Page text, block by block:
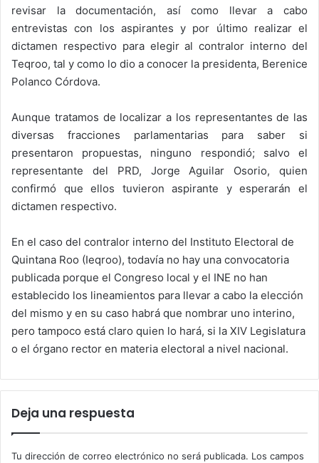
revisar la documentación, así como llevar a cabo
entrevistas con los aspirantes y por último realizar el
dictamen respectivo para elegir al contralor interno del
Teqroo, tal y como lo dio a conocer la presidenta, Berenice
Polanco Córdova.
Aunque tratamos de localizar a los representantes de las
diversas fracciones parlamentarias para saber si
presentaron propuestas, ninguno respondió; salvo el
representante del PRD, Jorge Aguilar Osorio, quien
confirmó que ellos tuvieron aspirante y esperarán el
dictamen respectivo.
En el caso del contralor interno del Instituto Electoral de
Quintana Roo (Ieqroo), todavía no hay una convocatoria
publicada porque el Congreso local y el INE no han
establecido los lineamientos para llevar a cabo la elección
del mismo y en su caso habrá que nombrar uno interino,
pero tampoco está claro quien lo hará, si la XIV Legislatura
o el órgano rector en materia electoral a nivel nacional.
Deja una respuesta
Tu dirección de correo electrónico no será publicada. Los campos